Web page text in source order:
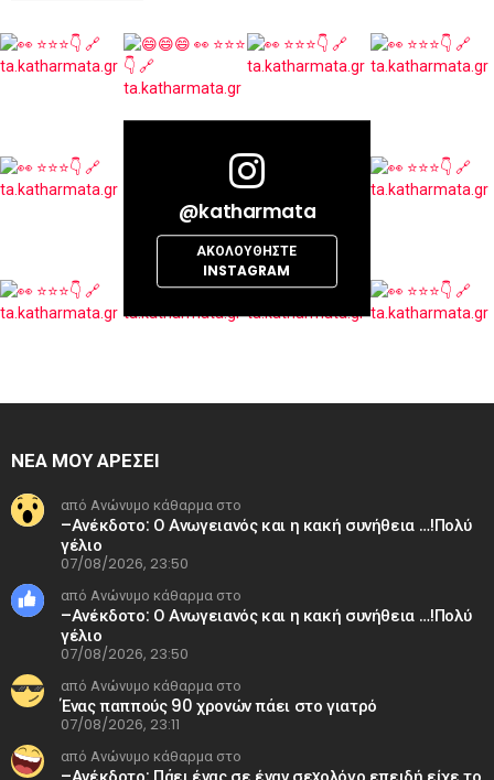
@katharmata
ΑΚΟΛΟΥΘΉΣΤΕ
INSTAGRAM
ΝΕΑ ΜΟΥ ΑΡΕΣΕΙ
από Ανώνυμο κάθαρμα στο
–Ανέκδοτο: Ο Ανωγειανός και η κακή συνήθεια …!Πολύ
γέλιο
07/08/2026, 23:50
από Ανώνυμο κάθαρμα στο
–Ανέκδοτο: Ο Ανωγειανός και η κακή συνήθεια …!Πολύ
γέλιο
07/08/2026, 23:50
από Ανώνυμο κάθαρμα στο
Ένας παππούς 90 χρονών πάει στο γιατρό
07/08/2026, 23:11
από Ανώνυμο κάθαρμα στο